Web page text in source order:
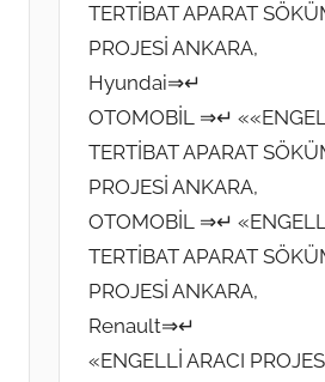
d
e
r
i
l
m
i
TERTİBAT APARAT
PROJESİ ANKARA,
Hyundai⇒↵
OTOMOBİL ⇒↵
TERTİBAT APARAT
PROJESİ ANKARA,
OTOMOBİL ⇒↵
TERTİBAT APARAT
PROJESİ ANKARA,
Renault⇒↵
«ENGELLİ ARACI